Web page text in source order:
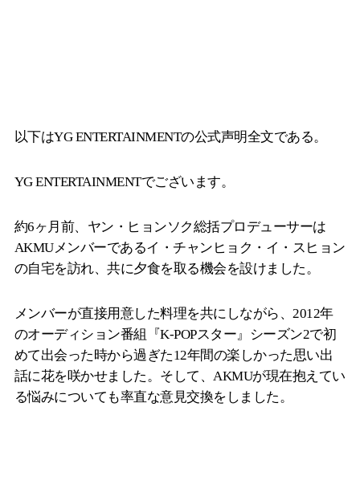
以下はYG ENTERTAINMENTの公式声明全文である。
YG ENTERTAINMENTでございます。
約6ヶ月前、ヤン・ヒョンソク総括プロデューサーは
AKMUメンバーであるイ・チャンヒョク・イ・スヒョン
の自宅を訪れ、共に夕食を取る機会を設けました。
メンバーが直接用意した料理を共にしながら、2012年
のオーディション番組『K-POPスター』シーズン2で初
めて出会った時から過ぎた12年間の楽しかった思い出
話に花を咲かせました。そして、AKMUが現在抱えてい
る悩みについても率直な意見交換をしました。